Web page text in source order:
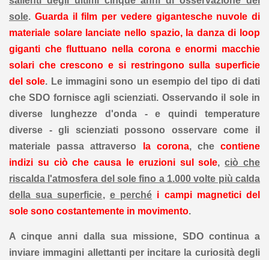
sole. Guarda il film per vedere gigantesche nuvole di
materiale solare lanciate nello spazio, la danza di loop
giganti che fluttuano nella corona e enormi macchie
solari che crescono e si restringono sulla superficie
del sole. Le immagini sono un esempio del tipo di dati
che SDO fornisce agli scienziati. Osservando il sole in
diverse lunghezze d'onda - e quindi temperature
diverse - gli scienziati possono osservare come il
materiale passa attraverso
la corona, checontiene
indizi su ciò che causa le eruzioni sul sole,ciò che
riscalda l'atmosfera del sole fino a 1.000 volte più calda
della sua superficie, e perché i campi magnetici del
sole sono costantemente in movimento.
A cinque anni dalla sua missione, SDO continua a
inviare immagini allettanti per incitare la curiosità degli